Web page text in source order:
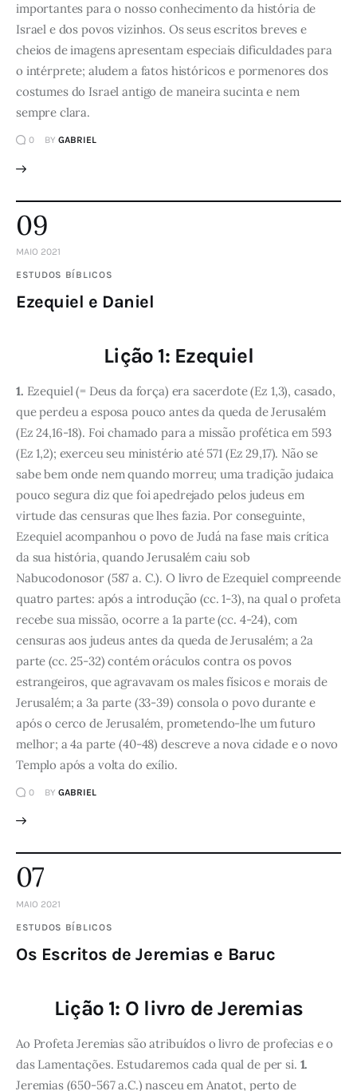
importantes para o nosso conhecimento da história de
Israel e dos povos vizinhos. Os seus escritos breves e
cheios de imagens apresentam especiais dificuldades para
o intérprete; aludem a fatos históricos e pormenores dos
costumes do Israel antigo de maneira sucinta e nem
sempre clara.
0 BY GABRIEL
09
MAIO 2021
ESTUDOS BÍBLICOS
Ezequiel e Daniel
Lição 1: Ezequiel
1. Ezequiel (= Deus da força) era sacerdote (Ez 1,3), casado,
que perdeu a esposa pouco antes da queda de Jerusalém
(Ez 24,16-18). Foi chamado para a missão profética em 593
(Ez 1,2); exerceu seu ministério até 571 (Ez 29,17). Não se
sabe bem onde nem quando morreu; uma tradição judaica
pouco segura diz que foi apedrejado pelos judeus em
virtude das censuras que lhes fazia. Por conseguinte,
Ezequiel acompanhou o povo de Judá na fase mais crítica
da sua história, quando Jerusalém caiu sob
Nabucodonosor (587 a. C.). O livro de Ezequiel compreende
quatro partes: após a introdução (cc. 1-3), na qual o profeta
recebe sua missão, ocorre a 1a parte (cc. 4-24), com
censuras aos judeus antes da queda de Jerusalém; a 2a
parte (cc. 25-32) contém oráculos contra os povos
estrangeiros, que agravavam os males físicos e morais de
Jerusalém; a 3a parte (33-39) consola o povo durante e
após o cerco de Jerusalém, prometendo-lhe um futuro
melhor; a 4a parte (40-48) descreve a nova cidade e o novo
Templo após a volta do exílio.
0 BY GABRIEL
07
MAIO 2021
ESTUDOS BÍBLICOS
Os Escritos de Jeremias e Baruc
Lição 1: O livro de Jeremias
Ao Profeta Jeremias são atribuídos o livro de profecias e o
das Lamentações. Estudaremos cada qual de per si. 1.
Jeremias (650-567 a.C.) nasceu em Anatot, perto de